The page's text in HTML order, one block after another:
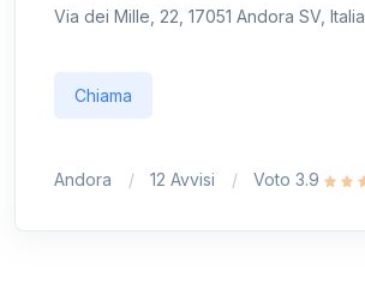
Via dei Mille, 22, 17051 Andora SV, Italia
Chiama
Andora 12 Avvisi Voto 3.9